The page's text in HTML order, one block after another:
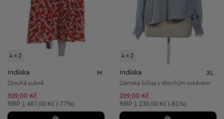
4 = 2
Indiska M
Dlouhá sukně
329,00 Kč
Doporučená cena:
RRP 1 487,00 Kč (-77%)
4 = 2
Indiska XL
Dámská blůza s dlouhým rukávem
229,00 Kč
Doporučená cena:
RRP 1 230,00 Kč (-81%)